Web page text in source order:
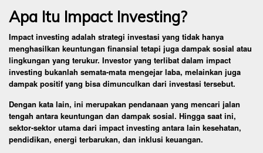
Apa Itu Impact Investing?
Impact investing adalah strategi investasi yang tidak hanya
menghasilkan keuntungan finansial tetapi juga dampak sosial atau
lingkungan yang terukur. Investor yang terlibat dalam impact
investing bukanlah semata-mata mengejar laba, melainkan juga
dampak positif yang bisa dimunculkan dari investasi tersebut.
Dengan kata lain, ini merupakan pendanaan yang mencari jalan
tengah antara keuntungan dan dampak sosial. Hingga saat ini,
sektor-sektor utama dari impact investing antara lain kesehatan,
pendidikan, energi terbarukan, dan inklusi keuangan.